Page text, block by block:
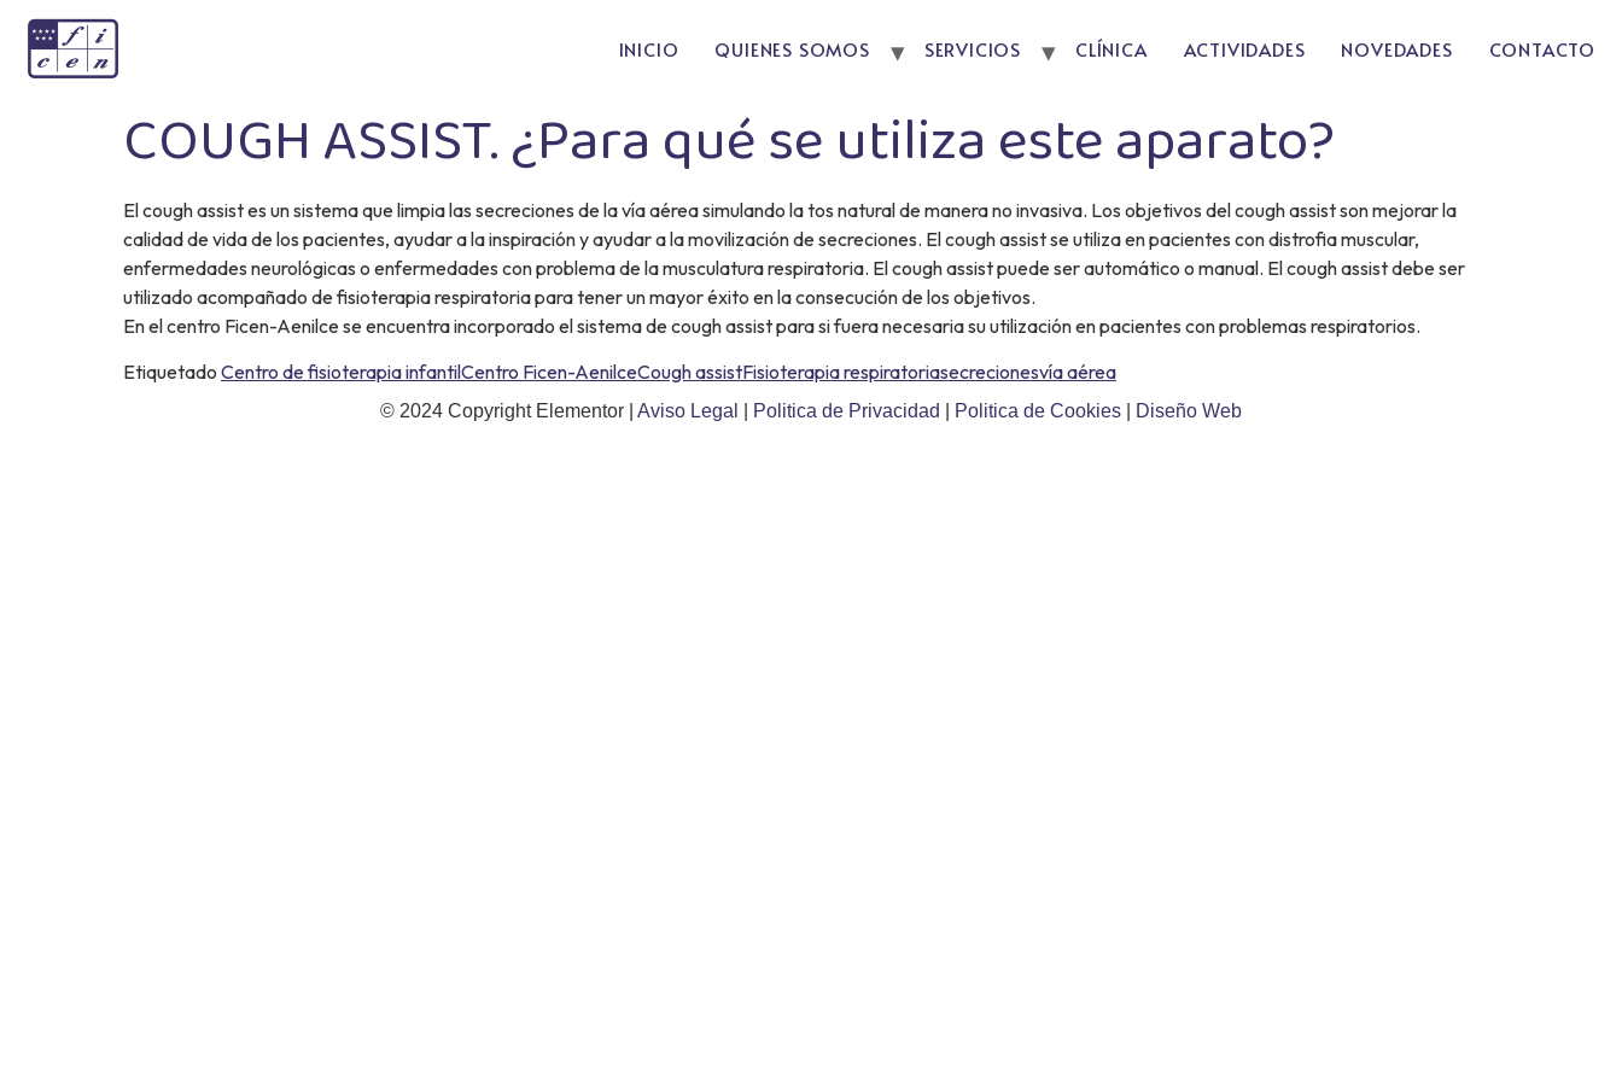
INICIO QUIENES SOMOS SERVICIOS CLÍNICA ACTIVIDADES NOVEDADES CONTACTO
COUGH ASSIST. ¿Para qué se utiliza este aparato?
El cough assist es un sistema que limpia las secreciones de la vía aérea simulando la tos natural de manera no invasiva. Los objetivos del cough assist son mejorar la
calidad de vida de los pacientes, ayudar a la inspiración y ayudar a la movilización de secreciones. El cough assist se utiliza en pacientes con distrofia muscular,
enfermedades neurológicas o enfermedades con problema de la musculatura respiratoria. El cough assist puede ser automático o manual. El cough assist debe ser
utilizado acompañado de fisioterapia respiratoria para tener un mayor éxito en la consecución de los objetivos.
En el centro Ficen-Aenilce se encuentra incorporado el sistema de cough assist para si fuera necesaria su utilización en pacientes con problemas respiratorios.
Etiquetado Centro de fisioterapia infantilCentro Ficen-AenilceCough assistFisioterapia respiratoriasecrecionesvía aérea
© 2024 Copyright Elementor | Aviso Legal Politica de Privacidad Politica de Cookies Diseño Web